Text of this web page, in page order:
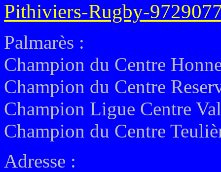
Pithiviers-Rugby-
Palmarès :
Champion du Centre
Champion du Centre
Champion Ligue Centre
Champion du Centre
Adresse :